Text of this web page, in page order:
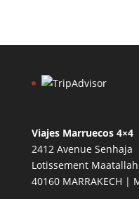
Viajes Marruecos 4×4
2412 Avenue Senhaja
Lotissement Maatallah
40160 MARRAKECH |